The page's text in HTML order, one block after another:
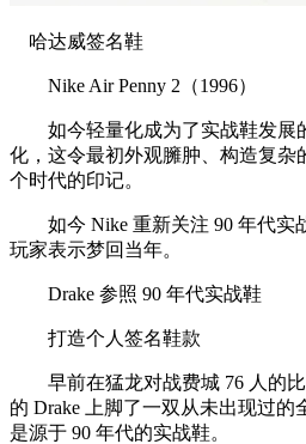
哈达威签名鞋
Nike Air Penny 2（1996）
如今轻量化成为了实战鞋发展
化，这令最初外观臃肿、构造复杂
个时代的印记。
如今 Nike 重新关注 90 年代实
玩家表示梦回当年。
Drake 参照 90 年代实战鞋
打造个人签名鞋款
早前在猛龙对战费城 76 人的比
的 Drake 上脚了一双从未出现过
是源于 90 年代的实战鞋。